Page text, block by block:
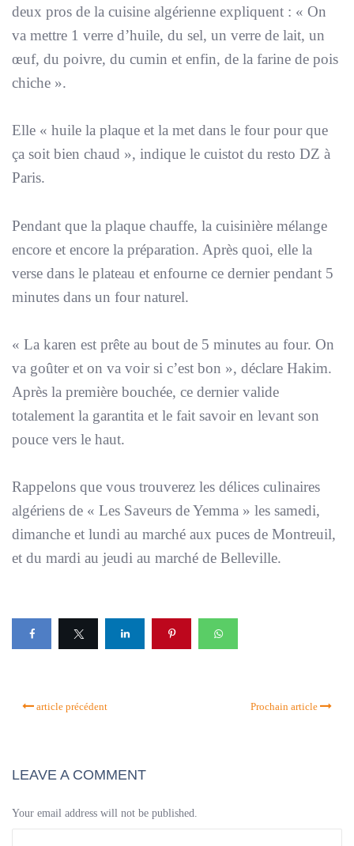
deux pros de la cuisine algérienne expliquent : « On
va mettre 1 verre d’huile, du sel, un verre de lait, un
œuf, du poivre, du cumin et enfin, de la farine de pois
chiche ».
Elle « huile la plaque et la met dans le four pour que
ça soit bien chaud », indique le cuistot du resto DZ à
Paris.
Pendant que la plaque chauffe, la cuisinière mélange
encore et encore la préparation. Après quoi, elle la
verse dans le plateau et enfourne ce dernier pendant 5
minutes dans un four naturel.
« La karen est prête au bout de 5 minutes au four. On
va goûter et on va voir si c’est bon », déclare Hakim.
Après la première bouchée, ce dernier valide
totalement la garantita et le fait savoir en levant son
pouce vers le haut.
Rappelons que vous trouverez les délices culinaires
algériens de « Les Saveurs de Yemma » les samedi,
dimanche et lundi au marché aux puces de Montreuil,
et du mardi au jeudi au marché de Belleville.
article précédent Prochain article
LEAVE A COMMENT
Your email address will not be published.